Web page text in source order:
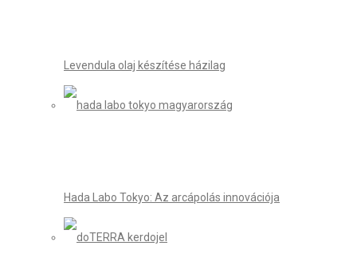
Levendula olaj készítése házilag
Hada Labo Tokyo: Az arcápolás innovációja